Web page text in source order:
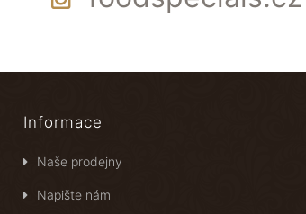
Informace
Naše prodejny
Napište nám